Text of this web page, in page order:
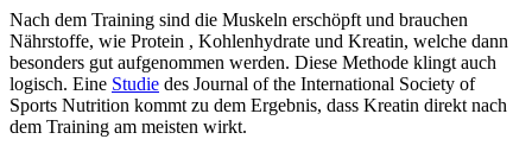
Nach dem Training sind die Muskeln erschöpft und brauchen
Nährstoffe, wie Protein , Kohlenhydrate und Kreatin, welche dann
besonders gut aufgenommen werden. Diese Methode klingt auch
logisch. Eine Studie des Journal of the International Society of
Sports Nutrition kommt zu dem Ergebnis, dass Kreatin direkt nach
dem Training am meisten wirkt.